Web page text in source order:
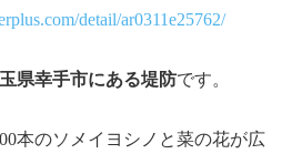
detail/ar0311e25762/
県幸手市にある堤防です。
本のソメイヨシノと菜の花が広